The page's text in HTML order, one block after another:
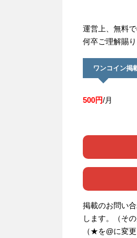
運営上、無料
何卒ご理解賜
ワンコイン掲
500円/月
掲載のお問い
します。（そ
（★を@に変